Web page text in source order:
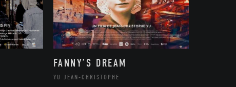
FANNY’S DREAM
YU JEAN-CHRISTOPHE